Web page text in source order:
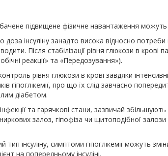
підвищене фізичне навантаження можуть
інсуліну занадто висока відносно потреби в
Після стабілізації рівня глюкози в крові
реакції» та «Передозування»).
рівня глюкози в крові завдяки
гіпоглікемії, про що їх слід завчасно
діабетом.
та гарячкові стани, зазвичай збільшують
залоз, гіпофіза чи щитоподібної
тип інсуліну, симптоми гіпоглікемії можуть
на попередньому інсуліні.